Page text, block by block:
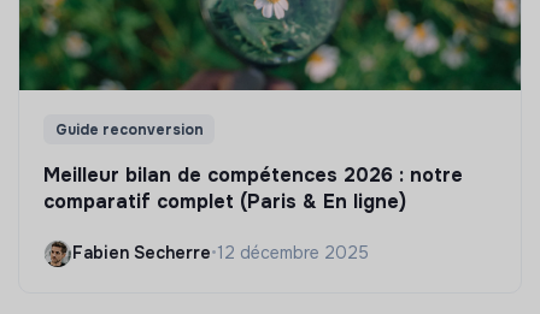
Guide reconversion
Meilleur bilan de compétences 2026 : notre
comparatif complet (Paris & En ligne)
Fabien Secherre•12 décembre 2025